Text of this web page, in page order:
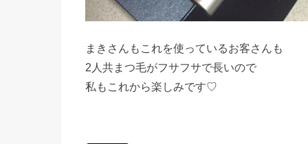
まきさんもこれを使っているお客さんも
2人共まつ毛がフサフサで長いので
私もこれから楽しみです♡